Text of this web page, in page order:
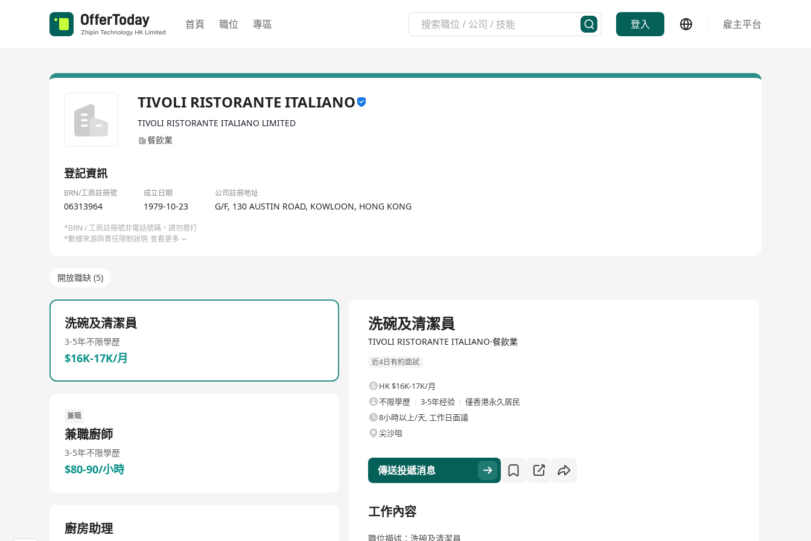
首頁 職位 專區 登入 雇主平台
TIVOLI RISTORANTE ITALIANO
TIVOLI RISTORANTE ITALIANO LIMITED
餐飲業
登記資訊
BRN/工商註冊號 成立日期 公司註冊地址
06313964 1979-10-23 G/F, 130 AUSTIN ROAD, KOWLOON, HONG KONG
*BRN / 工商註冊號非電話號碼，請勿撥打
*數據來源與責任限制說明 查看更多
開放職缺 (5)
洗碗及清潔員
3-5年不限學歷
$16K-17K/月
兼職
兼職廚師
3-5年不限學歷
$80-90/小時
廚房助理
洗碗及清潔員
TIVOLI RISTORANTE ITALIANO·餐飲業
近4日有約面試
HK $16K-17K/月
不限學歷
3-5年经验
僅香港永久居民
8小時以上/天, 工作日面議
尖沙咀
傳送投遞消息
工作內容
職位描述：洗碗及清潔員